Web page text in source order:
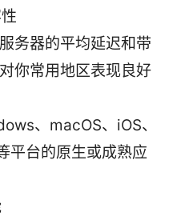
务器的平均延迟和带
你常用地区表现良好
、macOS、iOS、
平台的原生或成熟应